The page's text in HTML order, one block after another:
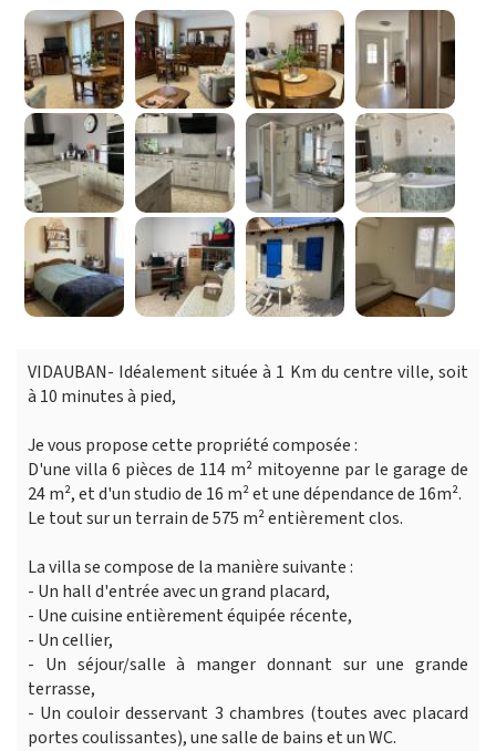
VIDAUBAN- Idéalement située à 1 Km du centre ville, soit
à 10 minutes à pied,
Je vous propose cette propriété composée :
D'une villa 6 pièces de 114 m² mitoyenne par le garage de
24 m², et d'un studio de 16 m² et une dépendance de 16m².
Le tout sur un terrain de 575 m² entièrement clos.
La villa se compose de la manière suivante :
- Un hall d'entrée avec un grand placard,
- Une cuisine entièrement équipée récente,
- Un cellier,
- Un séjour/salle à manger donnant sur une grande
terrasse,
- Un couloir desservant 3 chambres (toutes avec placard
portes coulissantes), une salle de bains et un WC.